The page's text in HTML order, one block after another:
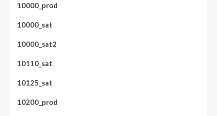
10000_prod
10000_sat
10000_sat2
10110_sat
10125_sat
10200_prod